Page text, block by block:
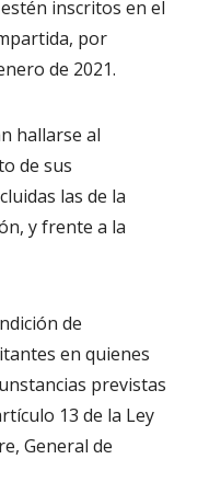
inscritos en el
por
de 2021.
hallarse al
de sus
las de la
y frente a la
de
en quienes
previstas
13 de la Ley
General de